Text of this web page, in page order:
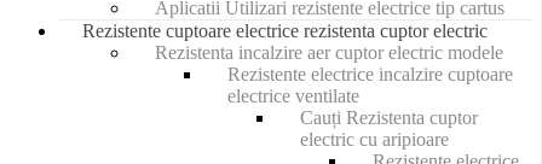
Aplicatii Utilizari rezistente electrice tip cartus
Rezistente cuptoare electrice rezistenta cuptor electric
Rezistenta incalzire aer cuptor electric modele
Rezistente electrice incalzire cuptoare
electrice ventilate
Cauți Rezistenta cuptor
electric cu aripioare